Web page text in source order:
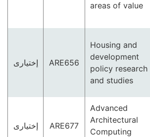
areas of value
Housing and
development
policy research
and studies
ARE656 إختيارى
Advanced
Architectural
Computing
ARE677 إختيارى